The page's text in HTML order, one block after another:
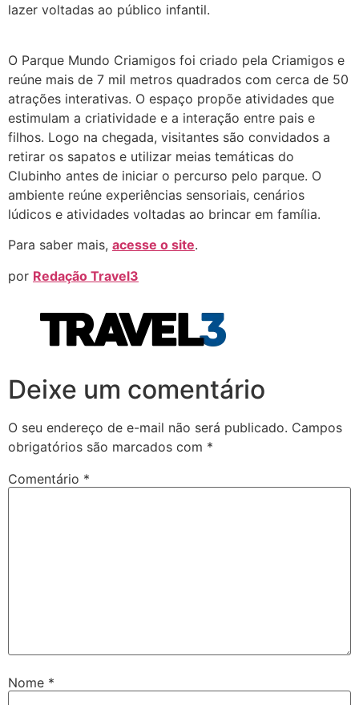
lazer voltadas ao público infantil.
O Parque Mundo Criamigos foi criado pela Criamigos e
reúne mais de 7 mil metros quadrados com cerca de 50
atrações interativas. O espaço propõe atividades que
estimulam a criatividade e a interação entre pais e
filhos. Logo na chegada, visitantes são convidados a
retirar os sapatos e utilizar meias temáticas do
Clubinho antes de iniciar o percurso pelo parque. O
ambiente reúne experiências sensoriais, cenários
lúdicos e atividades voltadas ao brincar em família.
Para saber mais, acesse o site.
por Redação Travel3
Deixe um comentário
O seu endereço de e-mail não será publicado. Campos
obrigatórios são marcados com *
Comentário *
Nome *